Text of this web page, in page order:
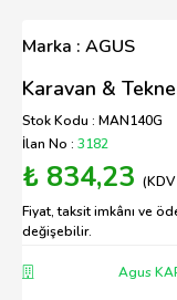
Marka : AGUS
Karavan &
Stok Kodu : MAN140G
İlan No : 3182
₺ 834,23
Fiyat, taksit imkânı ve
değişebilir.
Agus